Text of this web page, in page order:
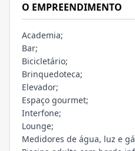
O EMPREENDIMENTO
Academia;
Bar;
Bicicletário;
Brinquedoteca;
Elevador;
Espaço gourmet;
Interfone;
Lounge;
Medidores de água, luz e